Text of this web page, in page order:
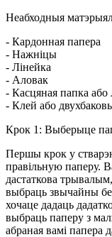
Неабходныя
- Кардонная папера
- Нажніцы
- Лінейка
- Аловак
- Касцяная папка або
- Клей або
Крок 1: Выберыце
Першы крок у
правільную паперу.
дастаткова
выбраць звычайны
хочаце дадаць
выбраць паперу з
абраная вамі папера